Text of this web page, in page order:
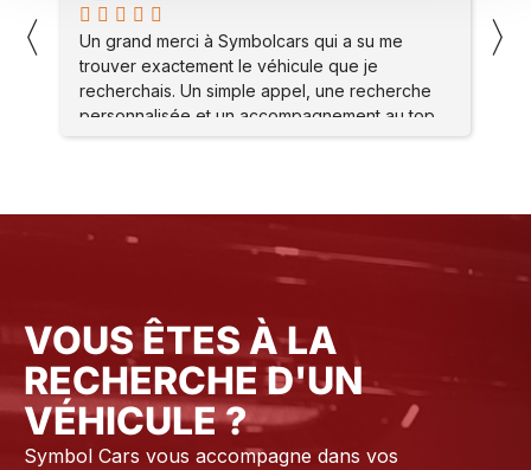
〈
J’ai contacté le Garage, symbole Car suite à un
message demande d’entretien sur mon Macan
S. Ils m’ont proposé de me rendre sur place .
Mon problème a été réglé immédiatement
Merci à l’atelier Ainsi qu’à tout le staff pour leur
Olivier. C
〉
VOUS ÊTES À LA
RECHERCHE D'UN
VÉHICULE ?
Symbol Cars vous accompagne dans vos